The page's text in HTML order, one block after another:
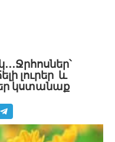
լուրեր և
կստանաք